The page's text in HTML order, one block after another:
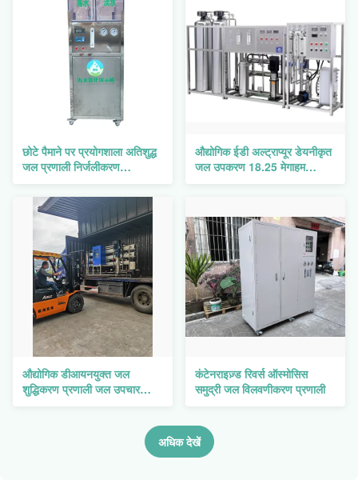
छोटे पैमाने पर प्रयोगशाला अतिशुद्ध
जल प्रणाली निर्जलीकरण
औद्योगिक ईडी अल्ट्राप्यूर डेयनीकृत
जल उपकरण 18.25 मेगाहम
औद्योगिक डीआयनयुक्त जल
शुद्धिकरण प्रणाली जल उपचार
कंटेनराइज़्ड रिवर्स ऑस्मोसिस
समुद्री जल विलवणीकरण प्रणाली
अधिक देखें